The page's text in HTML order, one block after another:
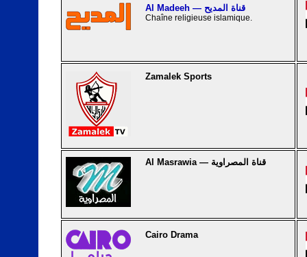
Al Madeeh — قناة المديح
Chaîne religieuse islamique.
Zamalek Sports
Al Masrawia — قناة المصراوية
Cairo Drama